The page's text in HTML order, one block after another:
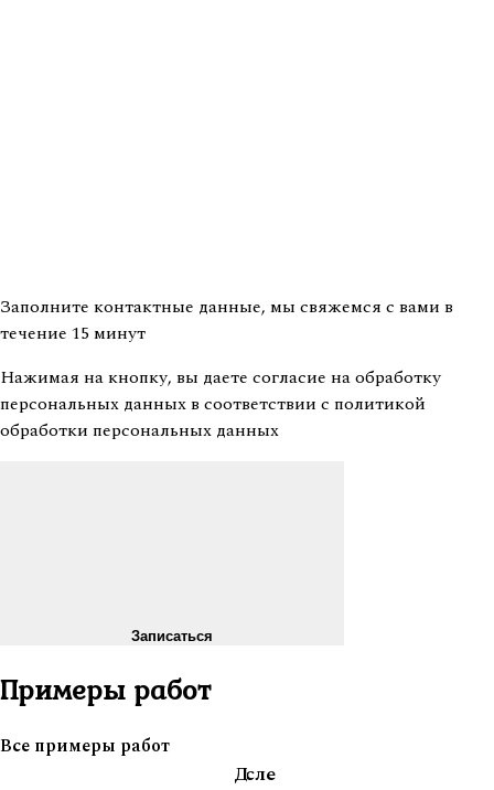
Заполните контактные данные, мы свяжемся с вами в
течение 15 минут
Нажимая на кнопку, вы даете согласие наобработку
персональных данныхв соответствии с политикой
обработки персональных данных
Записаться
Примеры работ
Все примеры работ
До
После